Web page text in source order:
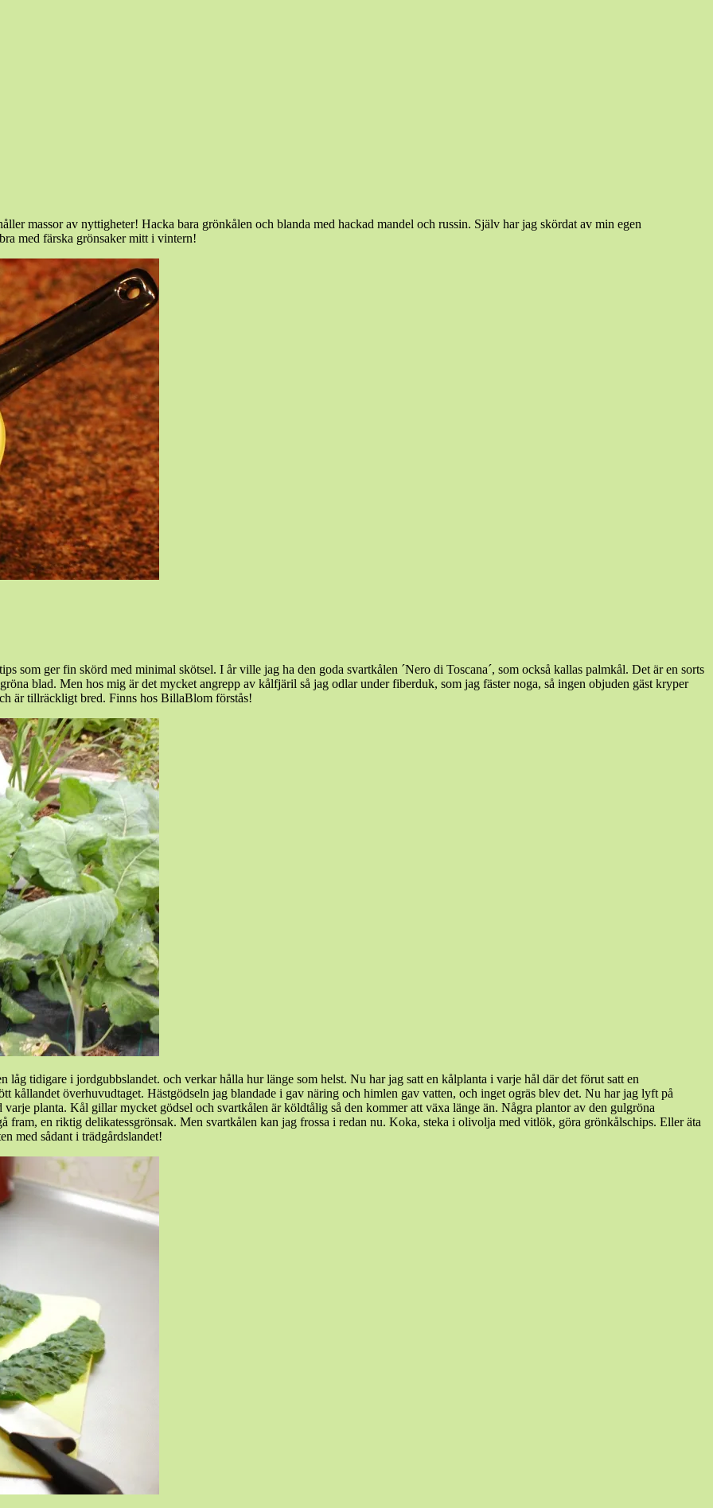
massor av nyttigheter! Hacka bara grönkålen och blanda med hackad mandel och russin. Själv har jag skördat av min egen
med färska grönsaker mitt i vintern!
som ger fin skörd med minimal skötsel. I år ville jag ha den goda svartkålen ´Nero di Toscana´, som också kallas palmkål. Det är en sorts
blad. Men hos mig är det mycket angrepp av kålfjäril så jag odlar under fiberduk, som jag fäster noga, så ingen objuden gäst kryper
är tillräckligt bred. Finns hos BillaBlom förstås!
tidigare i jordgubbslandet. och verkar hålla hur länge som helst. Nu har jag satt en kålplanta i varje hål där det förut satt en
kållandet överhuvudtaget. Hästgödseln jag blandade i gav näring och himlen gav vatten, och inget ogräs blev det. Nu har jag lyft på
planta. Kål gillar mycket gödsel och svartkålen är köldtålig så den kommer att växa länge än. Några plantor av den gulgröna
fram, en riktig delikatessgrönsak. Men svartkålen kan jag frossa i redan nu. Koka, steka i olivolja med vitlök, göra grönkålschips. Eller äta
med sådant i trädgårdslandet!